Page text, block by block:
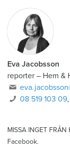
Eva Jacobsson
reporter – Hem &
08 519 103 09
MISSA INGET FRÅN
Facebook.